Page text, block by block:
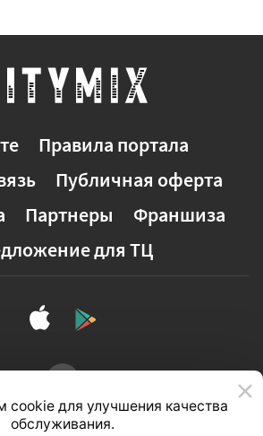
Правила портала
Публичная оферта
Партнеры
Франшиза
для ТЦ
cookie для улучшения качества
обслуживания.